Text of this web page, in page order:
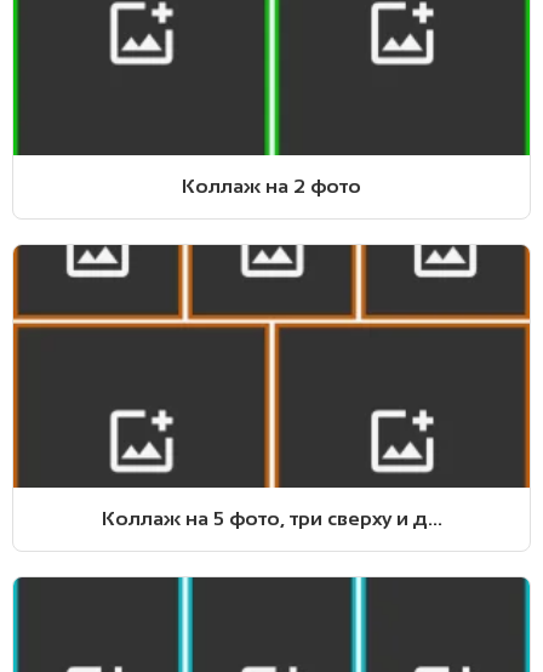
Коллаж на 2 фото
Коллаж на 5 фото, три сверху и д...